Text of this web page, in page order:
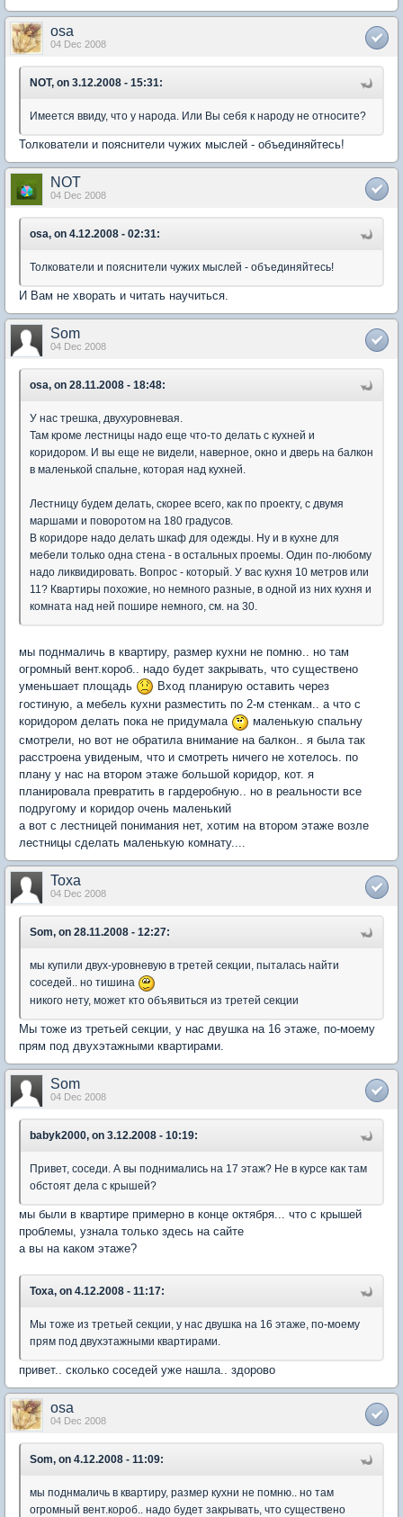
osa
04 Dec 2008
NOT, on 3.12.2008 - 15:31:
Имеется ввиду, что у народа. Или Вы себя к народу не относите?
Толкователи и пояснители чужих мыслей - объединяйтесь!
NOT
04 Dec 2008
osa, on 4.12.2008 - 02:31:
Толкователи и пояснители чужих мыслей - объединяйтесь!
И Вам не хворать и читать научиться.
Som
04 Dec 2008
osa, on 28.11.2008 - 18:48:
У нас трешка, двухуровневая.
Там кроме лестницы надо еще что-то делать с кухней и
коридором. И вы еще не видели, наверное, окно и дверь на балкон
в маленькой спальне, которая над кухней.
Лестницу будем делать, скорее всего, как по проекту, с двумя
маршами и поворотом на 180 градусов.
В коридоре надо делать шкаф для одежды. Ну и в кухне для
мебели только одна стена - в остальных проемы. Один по-любому
надо ликвидировать. Вопрос - который. У вас кухня 10 метров или
11? Квартиры похожие, но немного разные, в одной из них кухня и
комната над ней пошире немного, см. на 30.
мы поднмаличь в квартиру, размер кухни не помню.. но там
огромный вент.короб.. надо будет закрывать, что существено
уменьшает площадь
Вход планирую оставить через
гостиную, а мебель кухни разместить по 2-м стенкам.. а что с
коридором делать пока не придумала
маленькую спальну
смотрели, но вот не обратила внимание на балкон.. я была так
расстроена увиденым, что и смотреть ничего не хотелось. по
плану у нас на втором этаже большой коридор, кот. я
планировала превратить в гардеробную.. но в реальности все
подругому и коридор очень маленький
а вот с лестницей понимания нет, хотим на втором этаже возле
лестницы сделать маленькую комнату....
Toxa
04 Dec 2008
Som, on 28.11.2008 - 12:27:
мы купили двух-уровневую в третей секции, пыталась найти
соседей.. но тишина
никого нету, может кто объявиться из третей секции
Мы тоже из третьей секции, у нас двушка на 16 этаже, по-моему
прям под двухэтажными квартирами.
Som
04 Dec 2008
babyk2000, on 3.12.2008 - 10:19:
Привет, соседи. А вы поднимались на 17 этаж? Не в курсе как там
обстоят дела с крышей?
мы были в квартире примерно в конце октября... что с крышей
проблемы, узнала только здесь на сайте
а вы на каком этаже?
Toxa, on 4.12.2008 - 11:17:
Мы тоже из третьей секции, у нас двушка на 16 этаже, по-моему
прям под двухэтажными квартирами.
привет.. сколько соседей уже нашла.. здорово
osa
04 Dec 2008
Som, on 4.12.2008 - 11:09:
мы поднмаличь в квартиру, размер кухни не помню.. но там
огромный вент.короб.. надо будет закрывать, что существено